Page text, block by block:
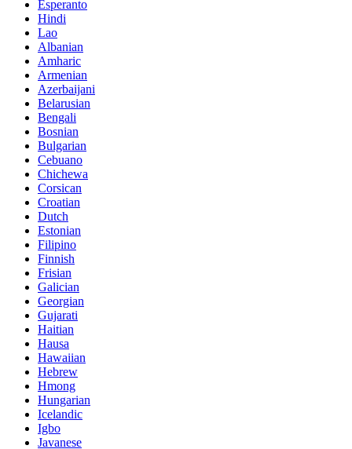
Esperanto
Hindi
Lao
Albanian
Amharic
Armenian
Azerbaijani
Belarusian
Bengali
Bosnian
Bulgarian
Cebuano
Chichewa
Corsican
Croatian
Dutch
Estonian
Filipino
Finnish
Frisian
Galician
Georgian
Gujarati
Haitian
Hausa
Hawaiian
Hebrew
Hmong
Hungarian
Icelandic
Igbo
Javanese